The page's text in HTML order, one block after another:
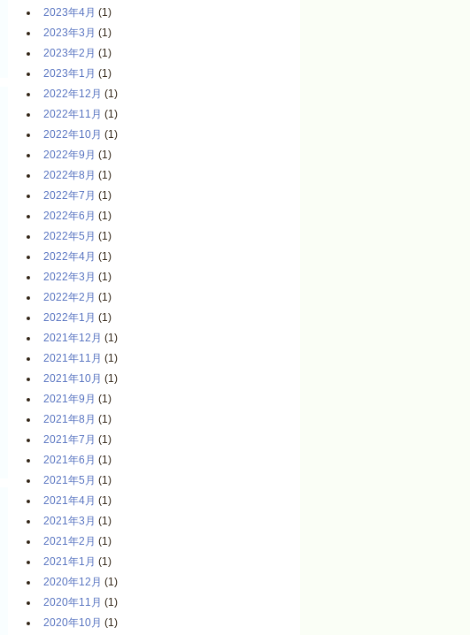
2023年4月 (1)
2023年3月 (1)
2023年2月 (1)
2023年1月 (1)
2022年12月 (1)
2022年11月 (1)
2022年10月 (1)
2022年9月 (1)
2022年8月 (1)
2022年7月 (1)
2022年6月 (1)
2022年5月 (1)
2022年4月 (1)
2022年3月 (1)
2022年2月 (1)
2022年1月 (1)
2021年12月 (1)
2021年11月 (1)
2021年10月 (1)
2021年9月 (1)
2021年8月 (1)
2021年7月 (1)
2021年6月 (1)
2021年5月 (1)
2021年4月 (1)
2021年3月 (1)
2021年2月 (1)
2021年1月 (1)
2020年12月 (1)
2020年11月 (1)
2020年10月 (1)